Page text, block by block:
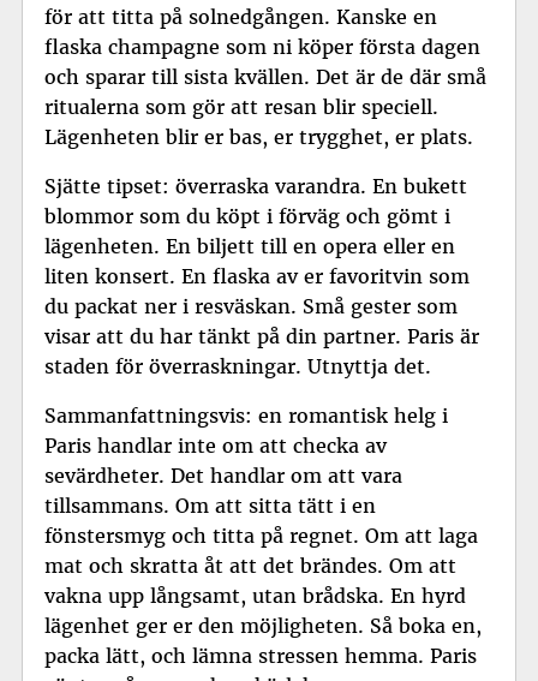
för att titta på solnedgången. Kanske en
flaska champagne som ni köper första dagen
och sparar till sista kvällen. Det är de där små
ritualerna som gör att resan blir speciell.
Lägenheten blir er bas, er trygghet, er plats.
Sjätte tipset: överraska varandra. En bukett
blommor som du köpt i förväg och gömt i
lägenheten. En biljett till en opera eller en
liten konsert. En flaska av er favoritvin som
du packat ner i resväskan. Små gester som
visar att du har tänkt på din partner. Paris är
staden för överraskningar. Utnyttja det.
Sammanfattningsvis: en romantisk helg i
Paris handlar inte om att checka av
sevärdheter. Det handlar om att vara
tillsammans. Om att sitta tätt i en
fönstersmyg och titta på regnet. Om att laga
mat och skratta åt att det brändes. Om att
vakna upp långsamt, utan brådska. En hyrd
lägenhet ger er den möjligheten. Så boka en,
packa lätt, och lämna stressen hemma. Paris